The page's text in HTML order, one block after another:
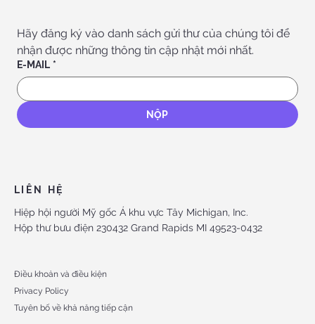
Hãy đăng ký vào danh sách gửi thư của chúng tôi để
nhận được những thông tin cập nhật mới nhất.
E-MAIL *
NỘP
LIÊN HỆ
Hiệp hội người Mỹ gốc Á khu vực Tây Michigan, Inc.
Hộp thư bưu điện 230432 Grand Rapids MI 49523-0432
Điều khoản và điều kiện
Privacy Policy
Tuyên bố về khả năng tiếp cận